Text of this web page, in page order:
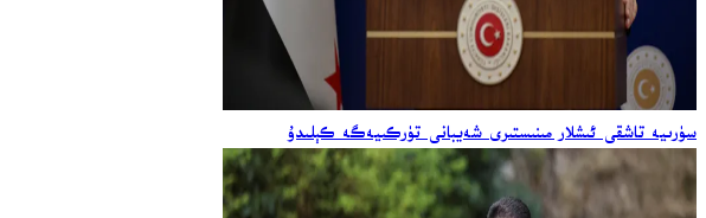
سۈرىيە تاشقى ئىشلار مىنىستىرى شەيبانى تۈركىيەگە كېلىدۇ